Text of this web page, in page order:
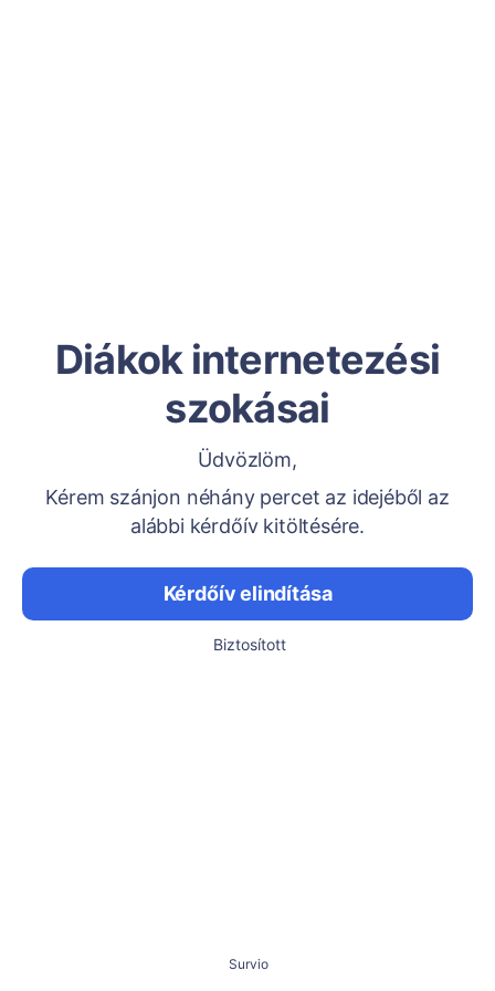
Diákok internetezési
szokásai
Üdvözlöm,
Kérem szánjon néhány percet az idejéből az
alábbi kérdőív kitöltésére.
Kérdőív elindítása
Biztosított
Survio